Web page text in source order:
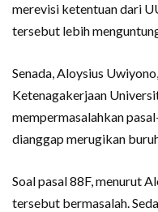
merevisi ketentuan dari
tersebut lebih
Senada, Aloysius
Ketenagakerjaan
mempermasalahkan
dianggap merugikan
Soal pasal 88F, menurut
tersebut bermasalah.